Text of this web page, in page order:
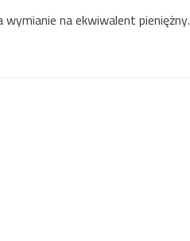
na ekwiwalent pieniężny.